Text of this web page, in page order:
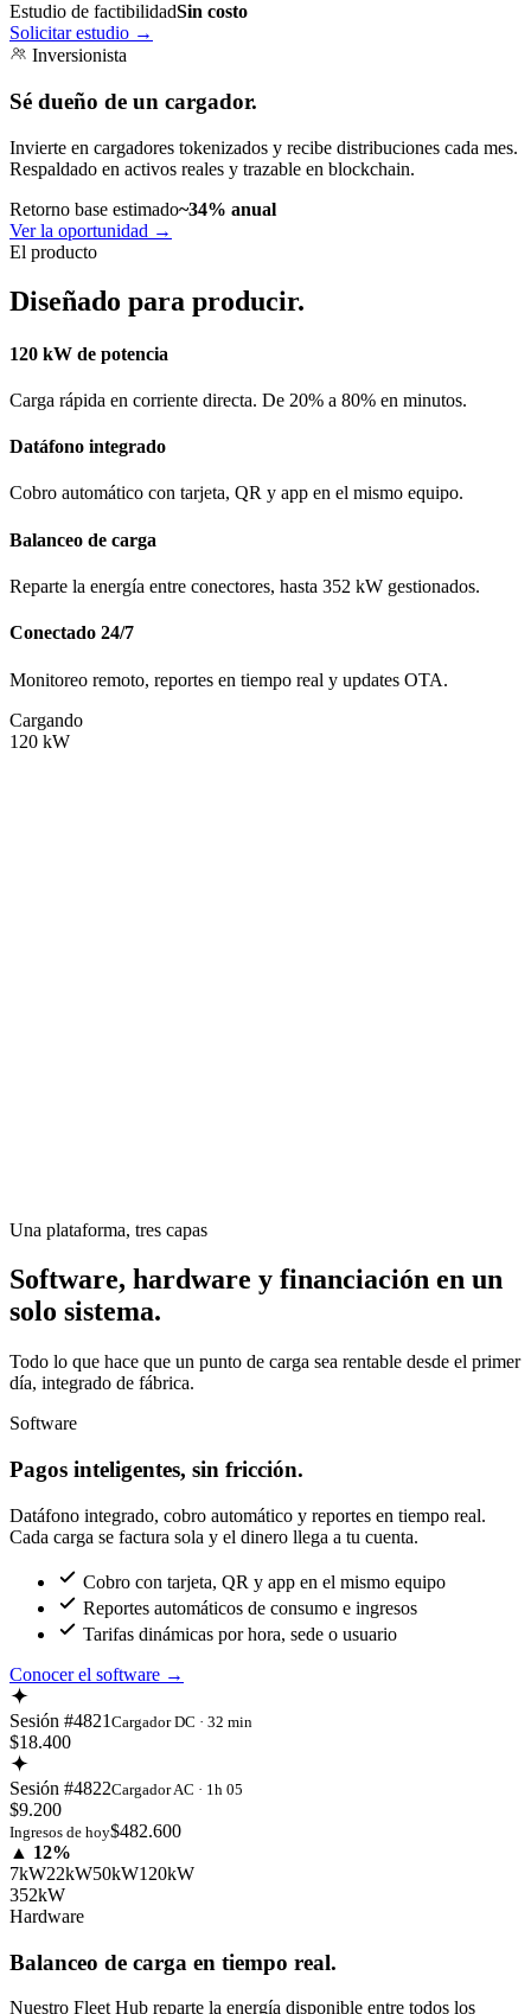
Estudio de factibilidadSin costo
Solicitar estudio →
Inversionista
Sé dueño de un cargador.
Invierte en cargadores tokenizados y recibe distribuciones cada mes.
Respaldado en activos reales y trazable en blockchain.
Retorno base estimado~34% anual
Ver la oportunidad →
El producto
Diseñado para producir.
120 kW de potencia
Carga rápida en corriente directa. De 20% a 80% en minutos.
Datáfono integrado
Cobro automático con tarjeta, QR y app en el mismo equipo.
Balanceo de carga
Reparte la energía entre conectores, hasta 352 kW gestionados.
Conectado 24/7
Monitoreo remoto, reportes en tiempo real y updates OTA.
Cargando
120 kW
Una plataforma, tres capas
Software, hardware y financiación en un
solo sistema.
Todo lo que hace que un punto de carga sea rentable desde el primer
día, integrado de fábrica.
Software
Pagos inteligentes, sin fricción.
Datáfono integrado, cobro automático y reportes en tiempo real.
Cada carga se factura sola y el dinero llega a tu cuenta.
Cobro con tarjeta, QR y app en el mismo equipo
Reportes automáticos de consumo e ingresos
Tarifas dinámicas por hora, sede o usuario
Conocer el software →
Sesión #4821 Cargador DC · 32 min
$18.400
Sesión #4822Cargador AC · 1h 05
$9.200
Ingresos de hoy$482.600
▲ 12%
7kW22kW50kW120kW
352kW
Hardware
Balanceo de carga en tiempo real.
Nuestro Fleet Hub reparte la energía disponible entre todos los